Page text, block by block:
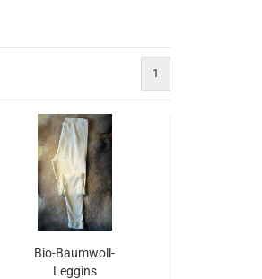
1
Bio-​Baumwoll-​
Leggins